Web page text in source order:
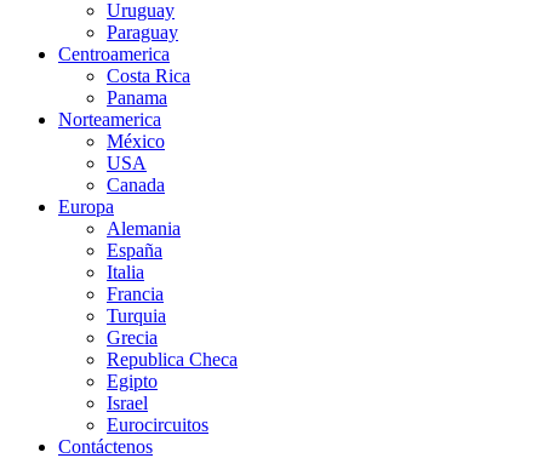
Uruguay
Paraguay
Centroamerica
Costa Rica
Panama
Norteamerica
México
USA
Canada
Europa
Alemania
España
Italia
Francia
Turquia
Grecia
Republica Checa
Egipto
Israel
Eurocircuitos
Contáctenos